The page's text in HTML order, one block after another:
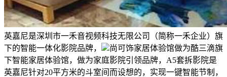
英嘉尼是深圳市一禾音视频科技无限公司（简称一禾企业）旗
下的智能一体化影院品牌，
尚可饰家居体验馆做为酷三滴旗
下智能家居体验馆，做为家庭影院引领品牌，A5套拆影院是
英嘉尼针对20平方米的斗室间而设想的，实现一键智能节制，